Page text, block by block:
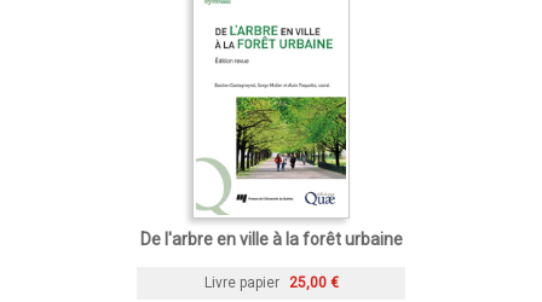
De l'arbre en ville à la forêt urbaine
Livre papier 25,00 €